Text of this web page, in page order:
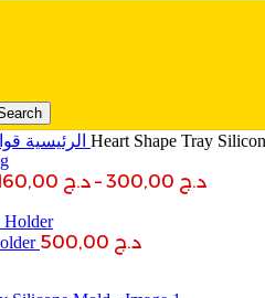
الرئيسية Heart Shape Tray
د.ج – د.جPrice
د.ج